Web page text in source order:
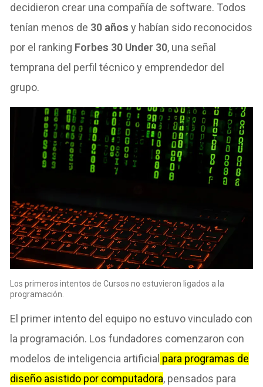
decidieron crear una compañía de software. Todos
tenían menos de 30 años y habían sido reconocidos
por el ranking Forbes 30 Under 30, una señal
temprana del perfil técnico y emprendedor del
grupo.
Los primeros intentos de Cursos no estuvieron ligados a la
programación.
El primer intento del equipo no estuvo vinculado con
la programación. Los fundadores comenzaron con
modelos de inteligencia artificial para programas de
diseño asistido por computadora, pensados para